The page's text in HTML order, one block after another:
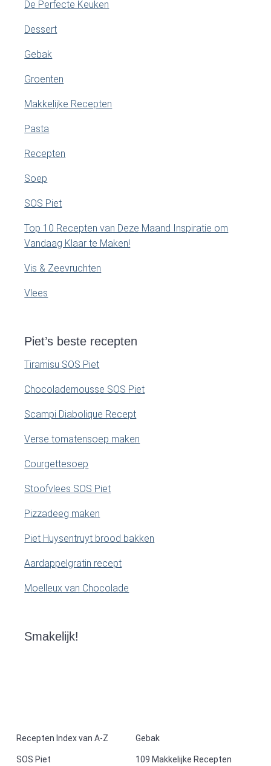
De Perfecte Keuken
Dessert
Gebak
Groenten
Makkelijke Recepten
Pasta
Recepten
Soep
SOS Piet
Top 10 Recepten van Deze Maand Inspiratie om
Vandaag Klaar te Maken!
Vis & Zeevruchten
Vlees
Piet’s beste recepten
Tiramisu SOS Piet
Chocolademousse SOS Piet
Scampi Diabolique Recept
Verse tomatensoep maken
Courgettesoep
Stoofvlees SOS Piet
Pizzadeeg maken
Piet Huysentruyt brood bakken
Aardappelgratin recept
Moelleux van Chocolade
Smakelijk!
Recepten Index van A-Z Gebak
SOS Piet 109 Makkelijke Recepten